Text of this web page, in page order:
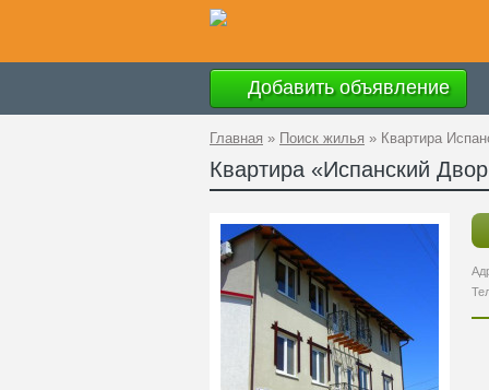
Добавить объявление
Главная » Поиск жилья » Квартира
Квартира «Испанский